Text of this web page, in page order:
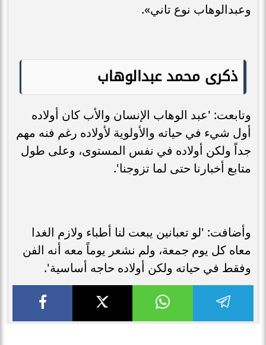
وعبدالوهاب نوع تاني».
ذكرى محمد عبدالوهاب
وتابعت: 'عبد الوهاب الإنسان والأب كان أولاده
أول شيء في حياته والأولوية لأولاده رغم فنه مهم
جداً ولكن أولاده في نفس المستوى، وعلى طول
متابع أخبارنا حتى لما تزوجنا'.
وأضافت: 'لو تعبانين يبعت لنا أطباء ولازم الغدا
معاه كل يوم جمعة، ولم نشعر يوماً معه أنه الفن
وفقط في حياته ولكن أولاده حاجه أساسية'.